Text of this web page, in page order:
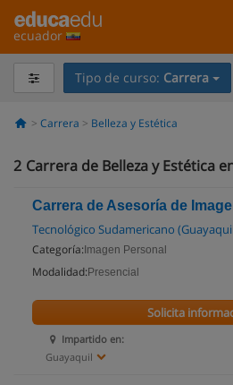
ecuador
Tipo de curso: Carrera
Carrera Belleza y Estética
2 Carrera de Belleza y Estética
Carrera de Asesoría de
Tecnológico Sudamericano
Categoría: Imagen Personal
Modalidad: Presencial
Impartido en:
Guayaquil
Solicita